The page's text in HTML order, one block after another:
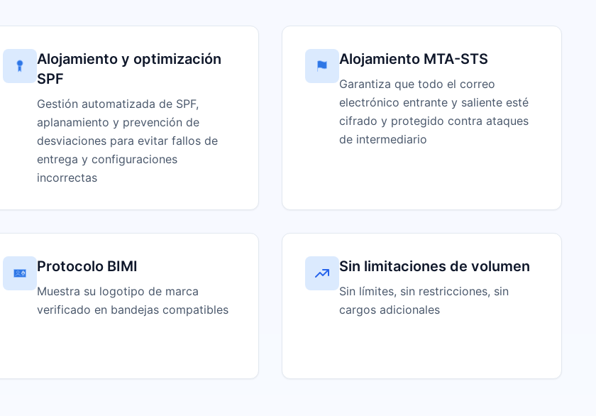
Alojamiento y optimización
SPF
Gestión automatizada de SPF,
aplanamiento y prevención de
desviaciones para evitar fallos de
entrega y configuraciones
incorrectas
Alojamiento MTA-STS
Garantiza que todo el correo
electrónico entrante y saliente esté
cifrado y protegido contra ataques
de intermediario
Protocolo BIMI
Muestra su logotipo de marca
verificado en bandejas compatibles
Sin limitaciones de volumen
Sin límites, sin restricciones, sin
cargos adicionales